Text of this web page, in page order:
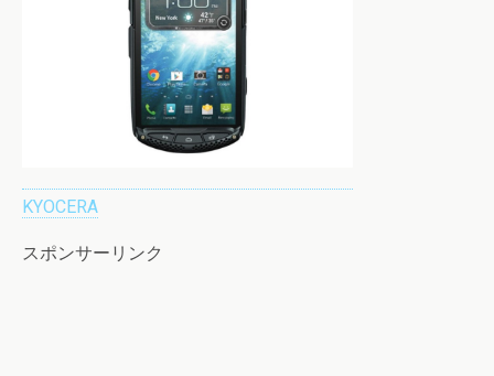
KYOCERA
スポンサーリンク